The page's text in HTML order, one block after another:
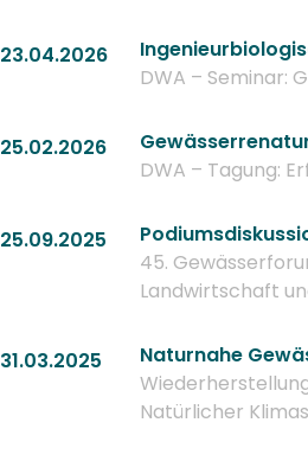
23.04.2026
DWA – Seminar:
25.02.2026
DWA – Tagung:
25.09.2025
45.
Landwirtschaft
31.03.2025
Naturnahe
Natürlicher